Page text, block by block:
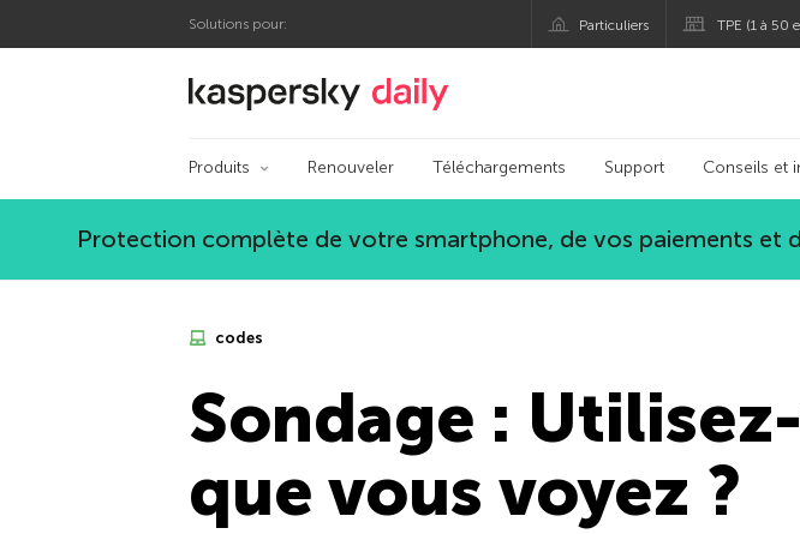
Solutions pour: Particuliers TPE (1 à 50
Blog officiel de Kaspersky
Produits Renouveler Téléchargements Support Conseils et
Protection complète de votre smartphone, de vos paiements et
codes
Sondage :
que vous voyez ?